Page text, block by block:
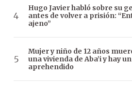
Hugo Javier habló sobre su
antes de volver a prisión:
ajeno”
Mujer y niño de 12 años
una vivienda de Aba’i y hay
aprehendido